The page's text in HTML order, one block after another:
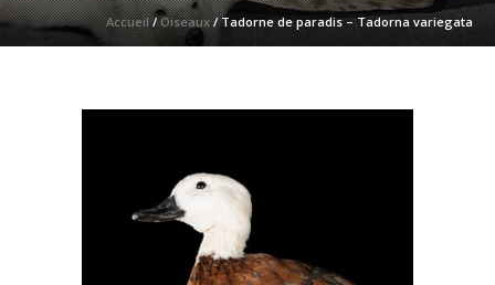
Accueil/Oiseaux/ Tadorne de paradis – Tadorna variegata